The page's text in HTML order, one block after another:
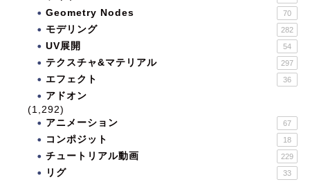
Geometry Nodes 70
モデリング 282
UV展開 54
テクスチャ&マテリアル 297
エフェクト 36
アドオン
(1,292)
アニメーション
67
コンポジット 18
チュートリアル動画 229
リグ 33